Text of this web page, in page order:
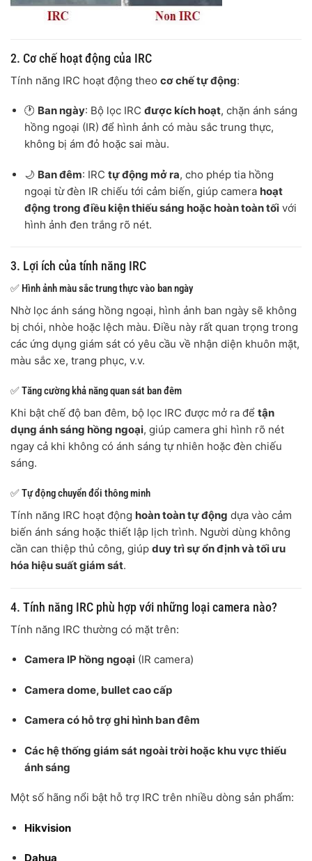
2. Cơ chế hoạt động của IRC
Tính năng IRC hoạt động theo cơ chế tự động:
🕐 Ban ngày: Bộ lọc IRC được kích hoạt, chặn ánh sáng
hồng ngoại (IR) để hình ảnh có màu sắc trung thực,
không bị ám đỏ hoặc sai màu.
🌙 Ban đêm: IRC tự động mở ra, cho phép tia hồng
ngoại từ đèn IR chiếu tới cảm biến, giúp camera hoạt
động trong điều kiện thiếu sáng hoặc hoàn toàn tốivới
hình ảnh đen trắng rõ nét.
3. Lợi ích của tính năng IRC
✅ Hình ảnh màu sắc trung thực vào ban ngày
Nhờ lọc ánh sáng hồng ngoại, hình ảnh ban ngày sẽ không
bị chói, nhòe hoặc lệch màu. Điều này rất quan trọng trong
các ứng dụng giám sát có yêu cầu về nhận diện khuôn mặt,
màu sắc xe, trang phục, v.v.
✅ Tăng cường khả năng quan sát ban đêm
Khi bật chế độ ban đêm, bộ lọc IRC được mở ra để tận
dụng ánh sáng hồng ngoại, giúp camera ghi hình rõ nét
ngay cả khi không có ánh sáng tự nhiên hoặc đèn chiếu
sáng.
✅ Tự động chuyển đổi thông minh
Tính năng IRC hoạt động hoàn toàn tự động dựa vào cảm
biến ánh sáng hoặc thiết lập lịch trình. Người dùng không
cần can thiệp thủ công, giúp duy trì sự ổn định và tối ưu
hóa hiệu suất giám sát.
4. Tính năng IRC phù hợp với những loại camera nào?
Tính năng IRC thường có mặt trên:
Camera IP hồng ngoại(IR camera)
Camera dome, bullet cao cấp
Camera có hỗ trợ ghi hình ban đêm
Các hệ thống giám sát ngoài trời hoặc khu vực thiếu
ánh sáng
Một số hãng nổi bật hỗ trợ IRC trên nhiều dòng sản phẩm:
Hikvision
Dahua